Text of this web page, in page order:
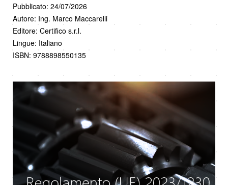
Pubblicato: 24/07/2026
Autore: Ing. Marco Maccarelli
Editore: Certifico s.r.l.
Lingue: Italiano
ISBN: 9788898550135